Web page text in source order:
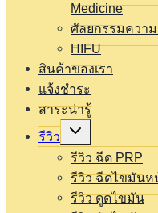
Medicine
ศัลยกรรมความ
HIFU
สินค้าของเรา
แจ้งชำระ
สาระน่ารู้
รีวิว
Expand
menu
รีวิว ฉีด PRP
รีวิว ฉีดไขมันห
รีวิว ดูดไขมัน